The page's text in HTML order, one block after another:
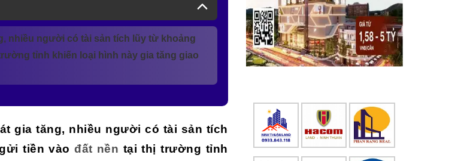
nhiều người có tài sản tích lũy từ khoảng
tỉnh khiến loại hình này gia tăng giao
gia tăng, nhiều người có tài sản tích
gửi tiền vàođất nền tại thị trường tỉnh